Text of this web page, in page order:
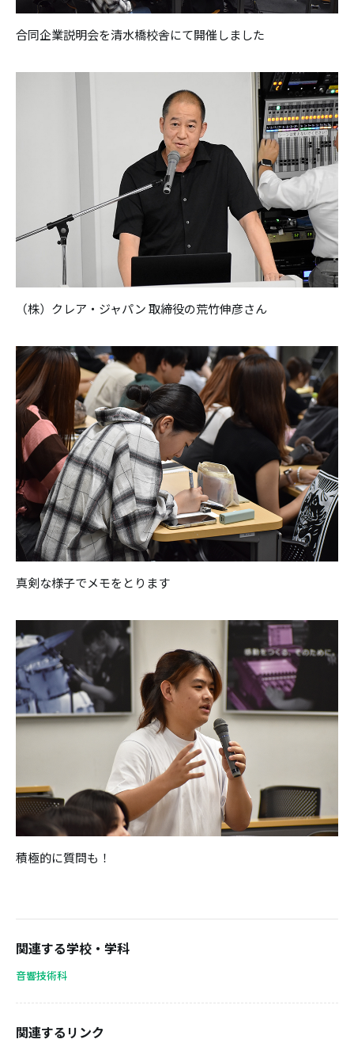
合同企業説明会を清水橋校舎にて開催しました
（株）クレア・ジャパン 取締役の荒竹伸彦さん
真剣な様子でメモをとります
積極的に質問も！
関連する学校・学科
音響技術科
関連するリンク